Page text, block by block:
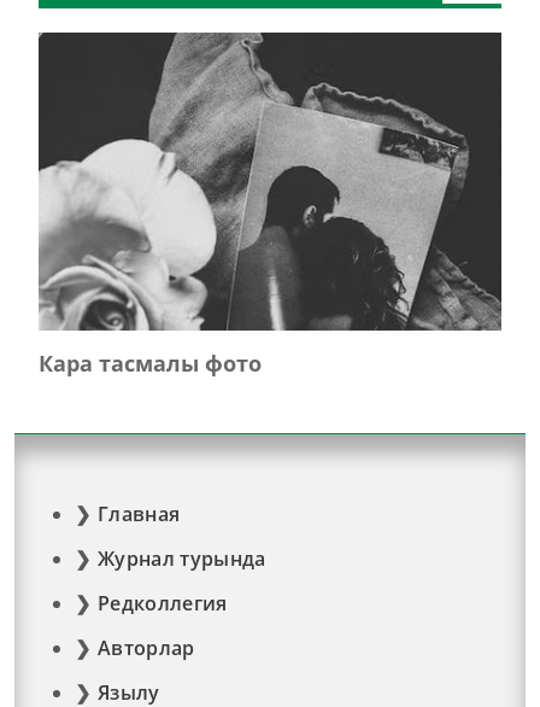
Кара тасмалы фото
Главная
Журнал турында
Редколлегия
Авторлар
Язылу